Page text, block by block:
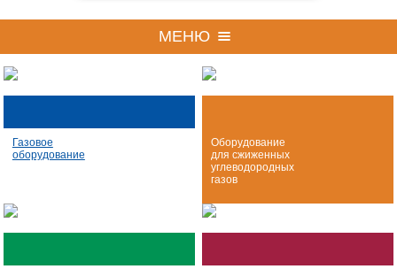
МЕНЮ
Газовое
оборудование
Оборудование
для сжиженных
углеводородных
газов